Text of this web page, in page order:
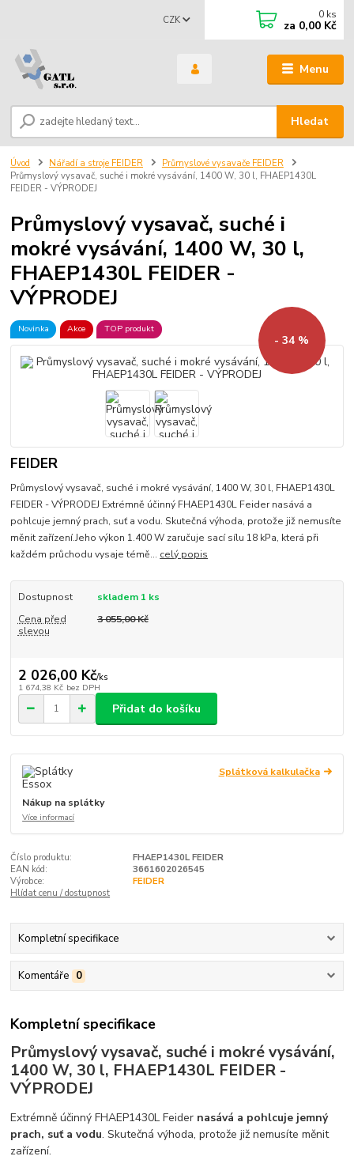
Menu
CZK
Hledat
0 ks
za 0,00 Kč
Úvod Nářadí a stroje FEIDER
Průmyslové vysavače FEIDER
Průmyslový vysavač, suché i mokré vysávání, 1400 W, 30 l, FHAEP1430L
FEIDER - VÝPRODEJ
Průmyslový vysavač, suché i
mokré vysávání, 1400 W, 30 l,
FHAEP1430L FEIDER -
VÝPRODEJ
Novinka Akce TOP produkt
- 34 %
FEIDER
Průmyslový vysavač, suché i mokré vysávání, 1400 W, 30 l, FHAEP1430L
FEIDER - VÝPRODEJ Extrémně účinný FHAEP1430L Feider nasává a
pohlcuje jemný prach, suť a vodu. Skutečná výhoda, protože již nemusíte
měnit zařízení.Jeho výkon 1.400 W zaručuje sací sílu 18 kPa, která při
každém průchodu vysaje témě... celý popis
Dostupnost
skladem 1 ks
Cena před
slevou
3 055,00 Kč
2 026,00 Kč/ks
1 674,38 Kč bez DPH
Přidat do košíku
Splátková kalkulačka
Nákup na splátky
Více informací
Číslo produktu:
FHAEP1430L FEIDER
EAN kód:
3661602026545
Výrobce:
FEIDER
Hlídat cenu / dostupnost
Kompletní specifikace
Komentáře 0
Kompletní specifikace
Průmyslový vysavač, suché i mokré vysávání,
1400 W, 30 l, FHAEP1430L FEIDER -
VÝPRODEJ
Extrémně účinný FHAEP1430L Feider nasává a pohlcuje jemný
prach, suť a vodu. Skutečná výhoda, protože již nemusíte měnit
zařízení.